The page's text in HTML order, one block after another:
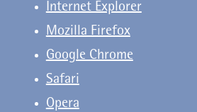
Internet Explorer
Mozilla Firefox
Google Chrome
Safari
Opera